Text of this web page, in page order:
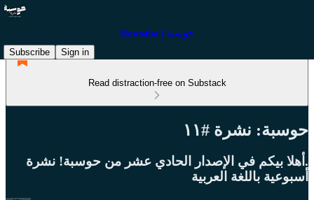
Hawsaba | حوسبة
Subscribe
Sign in
Read distraction-free on Substack
حوسبة: نشرة #١١
.أهلا بيكم في الإصدار الحادي عشر من حوسبة! نشرة
أسبوعية باللغة العربية